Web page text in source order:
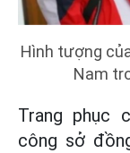
Hình tượng
Nam
Trang phục
công sở